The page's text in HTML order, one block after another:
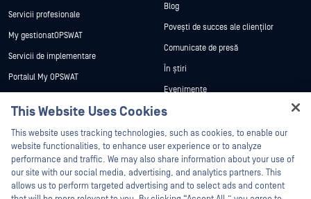
Servicii profesionale
My gestionatOPSWAT
Servicii de implementare
Portalul My OPSWAT
vulnerabilităților
Parteneri
Certificare
Blog
Povești de succes ale clienților
Comunicate de presă
În știri
Evenimente
Webinare
Fișe de date
Cărți albe
Instrumente gratuite
This Website Uses Cookies
This website uses tracking technologies, such as cookies, to enable our
website functionalities, to enhance user experience or to analyze
performance and traffic. We may also share information about your use of
our site with our social media, advertising, and analytics partners. This
allows us to perform targeted advertising and to select ads and content
Hey there!
I'm Ozzy, your OPSWAT virtual assistant.
How can I help you secure what's critical
today?